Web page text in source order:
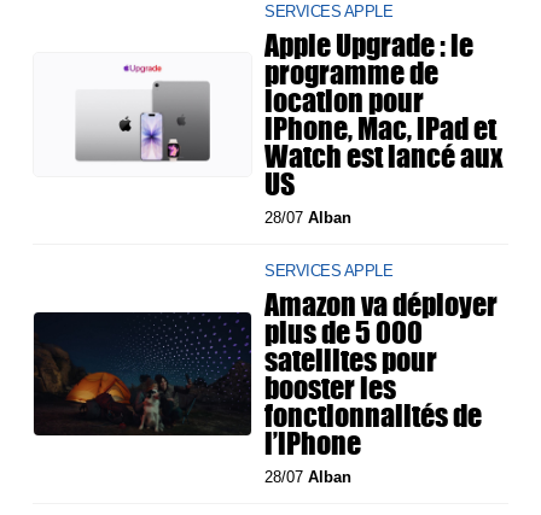
SERVICES APPLE
Apple Upgrade : le
programme de
location pour
iPhone, Mac, iPad et
Watch est lancé aux
US
28/07Alban
SERVICES APPLE
Amazon va déployer
plus de 5 000
satellites pour
booster les
fonctionnalités de
l’iPhone
28/07Alban